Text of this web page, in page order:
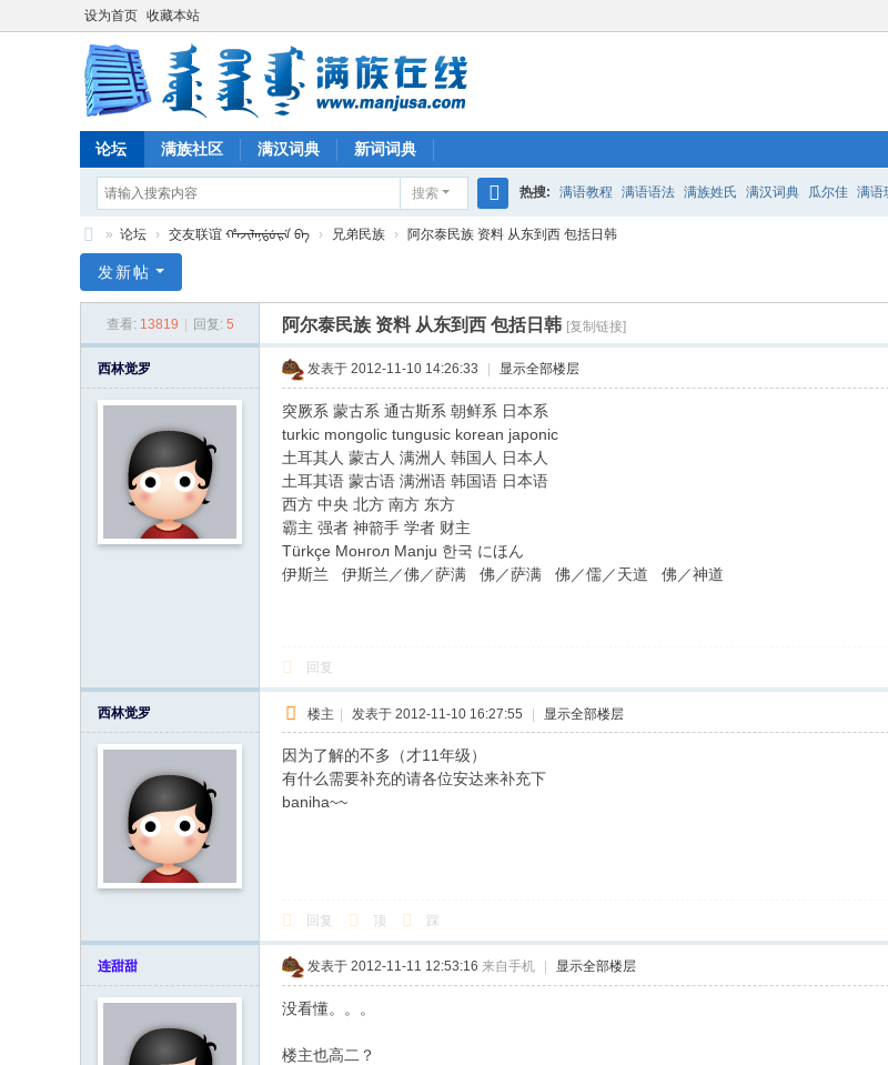
设为首页 收藏本站
论坛 满族社区 满汉词典 新词词典
搜索
搜
热搜: 满语教程 满语语法 满族姓氏 满汉词典 瓜尔佳 满语
百二老人语录 凤城
族
» 论坛 › 交友联谊 ᡥᠠᠵᡳᠯᠠᠨᡩᡠᡵᡝ ᠪᠠ › 兄弟民族 › 阿尔泰民族 资料 从东到西 包括日韩
发新帖
查看: 13819 回复: 5 阿尔泰民族 资料 从东到西 包括日韩 [复制链接]
西林觉罗 发表于 2012-11-10 14:26:33 显示全部楼层
突厥系 蒙古系 通古斯系 朝鲜系 日本系
turkic mongolic tungusic korean japonic
土耳其人 蒙古人 满洲人 韩国人 日本人
土耳其语 蒙古语 满洲语 韩国语 日本语
西方 中央 北方 南方 东方
霸主 强者 神箭手 学者 财主
Türkçe Монгол Manju 한국 にほん
伊斯兰 伊斯兰／佛／萨满 佛／萨满 佛／儒／天道 佛／神道
回复
西林觉罗 楼主 | 发表于 2012-11-10 16:27:55 | 显示全部楼层
因为了解的不多（才11年级）
有什么需要补充的请各位安达来补充下
baniha~~
回复 顶 踩
连甜甜 发表于 2012-11-11 12:53:16 来自手机 显示全部楼层
没看懂。。。
楼主也高二？